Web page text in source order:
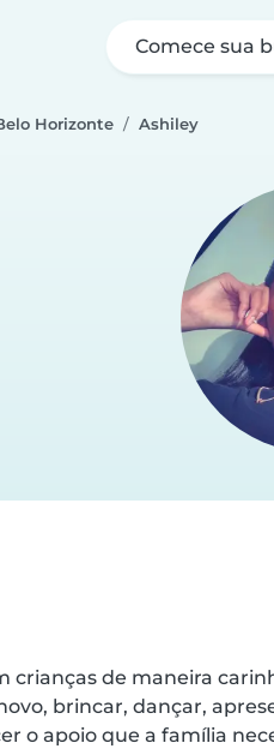
Comece sua
Horizonte Ashiley
crianças de maneira
brincar, dançar,
o apoio que a família